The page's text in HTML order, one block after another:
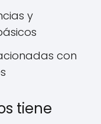
y
con
tiene